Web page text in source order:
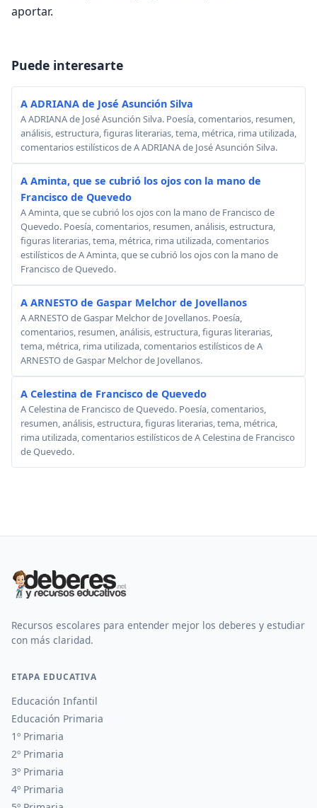
aportar.
Puede interesarte
A ADRIANA de José Asunción Silva
A ADRIANA de José Asunción Silva. Poesía, comentarios, resumen,
análisis, estructura, figuras literarias, tema, métrica, rima utilizada,
comentarios estilísticos de A ADRIANA de José Asunción Silva.
A Aminta, que se cubrió los ojos con la mano de
Francisco de Quevedo
A Aminta, que se cubrió los ojos con la mano de Francisco de
Quevedo. Poesía, comentarios, resumen, análisis, estructura,
figuras literarias, tema, métrica, rima utilizada, comentarios
estilísticos de A Aminta, que se cubrió los ojos con la mano de
Francisco de Quevedo.
A ARNESTO de Gaspar Melchor de Jovellanos
A ARNESTO de Gaspar Melchor de Jovellanos. Poesía,
comentarios, resumen, análisis, estructura, figuras literarias,
tema, métrica, rima utilizada, comentarios estilísticos de A
ARNESTO de Gaspar Melchor de Jovellanos.
A Celestina de Francisco de Quevedo
A Celestina de Francisco de Quevedo. Poesía, comentarios,
resumen, análisis, estructura, figuras literarias, tema, métrica,
rima utilizada, comentarios estilísticos de A Celestina de Francisco
de Quevedo.
Recursos escolares para entender mejor los deberes y estudiar
con más claridad.
ETAPA EDUCATIVA
Educación Infantil
Educación Primaria
1º Primaria
2º Primaria
3º Primaria
4º Primaria